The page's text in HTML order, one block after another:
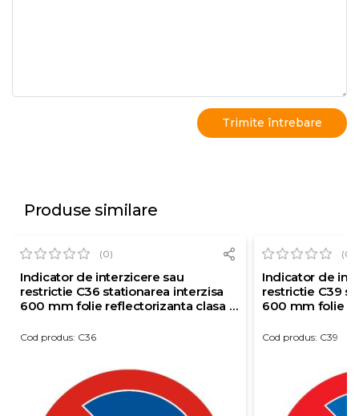
Produse similare
(0)
Indicator de interzicere sau
restrictie C36 stationarea interzisa
600 mm folie reflectorizanta clasa 1
Cod produs: C36
(0)
Indicator de
restrictie C39
600 mm folie
Cod produs: C39